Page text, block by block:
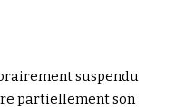
suspendu
partiellement son